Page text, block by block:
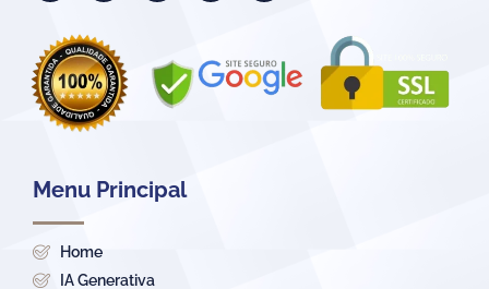
Menu Principal
Home
IA Generativa